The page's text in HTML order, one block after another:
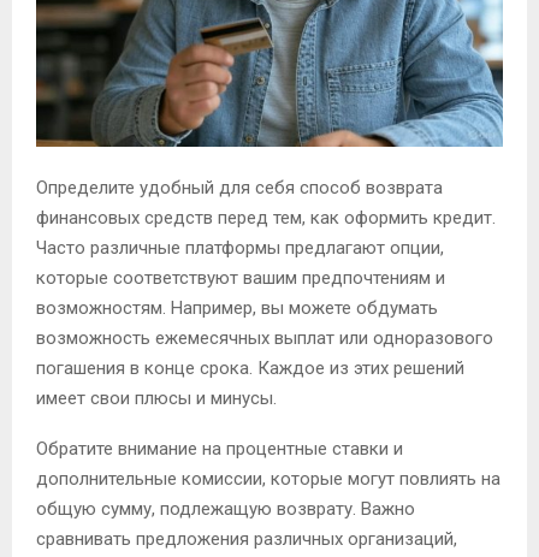
Определите удобный для себя способ возврата
финансовых средств перед тем, как оформить кредит.
Часто различные платформы предлагают опции,
которые соответствуют вашим предпочтениям и
возможностям. Например, вы можете обдумать
возможность ежемесячных выплат или одноразового
погашения в конце срока. Каждое из этих решений
имеет свои плюсы и минусы.
Обратите внимание на процентные ставки и
дополнительные комиссии, которые могут повлиять на
общую сумму, подлежащую возврату. Важно
сравнивать предложения различных организаций,